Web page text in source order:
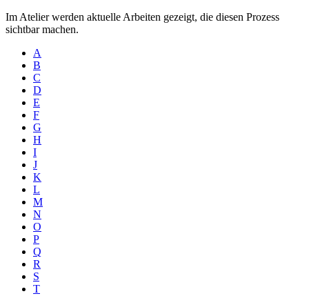
Im Atelier werden aktuelle Arbeiten gezeigt, die diesen Prozess
sichtbar machen.
A
B
C
D
E
F
G
H
I
J
K
L
M
N
O
P
Q
R
S
T